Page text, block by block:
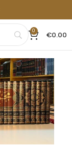
0 €0.00